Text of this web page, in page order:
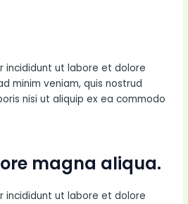
incididunt ut labore et dolore
minim veniam, quis nostrud
nisi ut aliquip ex ea commodo
magna aliqua.
incididunt ut labore et dolore